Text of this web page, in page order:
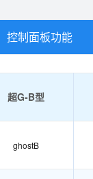
控制面板功能
超G-B型
ghostB